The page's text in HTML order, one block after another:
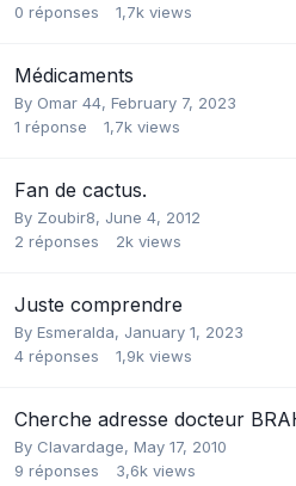
0 réponses 1,7k views
Médicaments
By Omar 44, February 7, 2023
1 réponse 1,7k views
Fan de cactus.
By Zoubir8, June 4, 2012
2 réponses 2k views
Juste comprendre
By Esmeralda, January 1, 2023
4 réponses 1,9k views
Cherche adresse docteur
By Clavardage, May 17, 2010
9 réponses 3,6k views